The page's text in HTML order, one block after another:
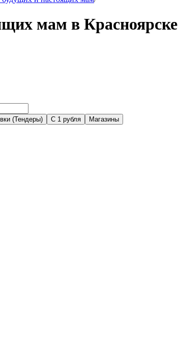
мам в Красноярске
(Тендеры) С 1 рубля Магазины